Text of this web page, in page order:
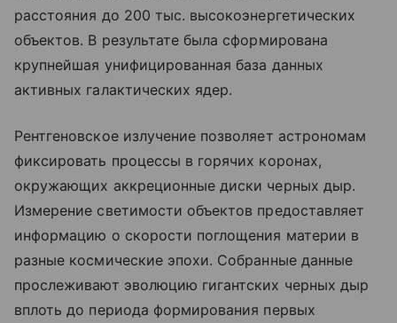
расстояния до 200 тыс. высокоэнергетических
объектов. В результате была сформирована
крупнейшая унифицированная база данных
активных галактических ядер.
Рентгеновское излучение позволяет астрономам
фиксировать процессы в горячих коронах,
окружающих аккреционные диски черных дыр.
Измерение светимости объектов предоставляет
информацию о скорости поглощения материи в
разные космические эпохи. Собранные данные
прослеживают эволюцию гигантских черных дыр
вплоть до периода формирования первых